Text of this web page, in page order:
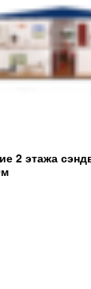
2 этажа